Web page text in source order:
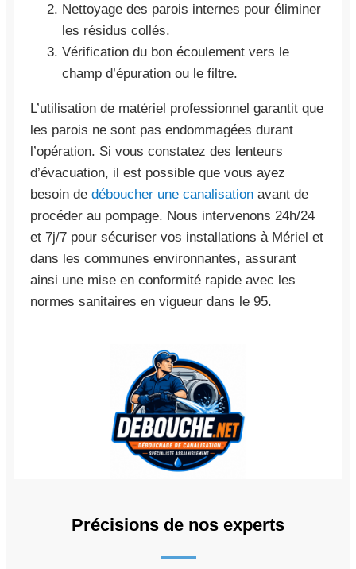
Nettoyage des parois internes pour éliminer
les résidus collés.
Vérification du bon écoulement vers le
champ d’épuration ou le filtre.
L’utilisation de matériel professionnel garantit que
les parois ne sont pas endommagées durant
l’opération. Si vous constatez des lenteurs
d’évacuation, il est possible que vous ayez
besoin de déboucher une canalisation avant de
procéder au pompage. Nous intervenons 24h/24
et 7j/7 pour sécuriser vos installations à Mériel et
dans les communes environnantes, assurant
ainsi une mise en conformité rapide avec les
normes sanitaires en vigueur dans le 95.
Précisions de nos experts